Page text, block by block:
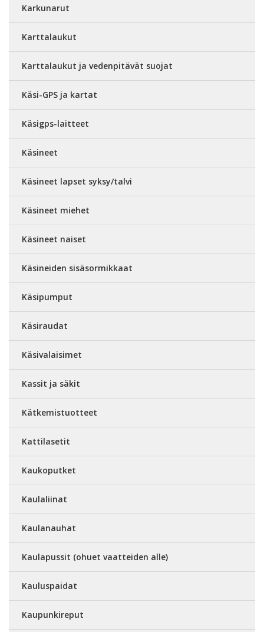
Karkunarut
Karttalaukut
Karttalaukut ja vedenpitävät suojat
Käsi-GPS ja kartat
Käsigps-laitteet
Käsineet
Käsineet lapset syksy/talvi
Käsineet miehet
Käsineet naiset
Käsineiden sisäsormikkaat
Käsipumput
Käsiraudat
Käsivalaisimet
Kassit ja säkit
Kätkemistuotteet
Kattilasetit
Kaukoputket
Kaulaliinat
Kaulanauhat
Kaulapussit (ohuet vaatteiden alle)
Kauluspaidat
Kaupunkireput